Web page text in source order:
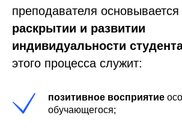
преподавателя основывается
раскрытии и развитии
индивидуальности
этого процесса служит:
позитивное восприятие
обучающегося;